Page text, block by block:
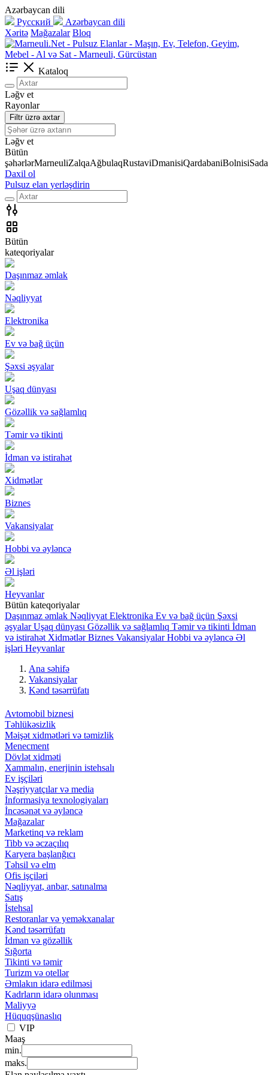
Azərbaycan dili
Русский
Azərbaycan dili
Xəritə Mağazalar Bloq
Kataloq
Ləğv et
Rayonlar
Filtr üzrə axtar
Ləğv et
Bütün
şəhərlərMarneuliZalqaAğbulaqRustaviDmanisiQardabaniBolnisi
Daxil ol
Pulsuz elan yerləşdirin
Bütün
kateqoriyalar
Daşınmaz əmlak
Nəqliyyat
Elektronika
Ev və bağ üçün
Şəxsi əşyalar
Uşaq dünyası
Gözəllik və sağlamlıq
Təmir və tikinti
İdman və istirahət
Xidmətlər
Biznes
Vakansiyalar
Hobbi və əyləncə
Əl işləri
Heyvanlar
Bütün kateqoriyalar
Daşınmaz əmlak Nəqliyyat Elektronika Ev və bağ üçün Şəxsi
əşyalar Uşaq dünyası Gözəllik və sağlamlıq Təmir və tikinti İdman
və istirahət Xidmətlər Biznes Vakansiyalar Hobbi və əyləncə Əl
işləri Heyvanlar
Ana səhifə
Vakansiyalar
Kənd təsərrüfatı
Avtomobil biznesi
Təhlükəsizlik
Məişət xidmətləri və təmizlik
Menecment
Dövlət xidməti
Xammalın, enerjinin istehsalı
Ev işçiləri
Nəşriyyatçılar və media
İnformasiya texnologiyaları
İncəsənət və əyləncə
Mağazalar
Marketinq və reklam
Tibb və əczaçılıq
Karyera başlanğıcı
Təhsil və elm
Ofis işçiləri
Nəqliyyat, anbar, satınalma
Satış
İstehsal
Restoranlar və yeməkxanalar
Kənd təsərrüfatı
İdman və gözəllik
Sığorta
Tikinti və təmir
Turizm və otellər
Əmlakın idarə edilməsi
Kadrların idarə olunması
Maliyyə
Hüquqşünaslıq
VIP
Maaş
min.
maks.